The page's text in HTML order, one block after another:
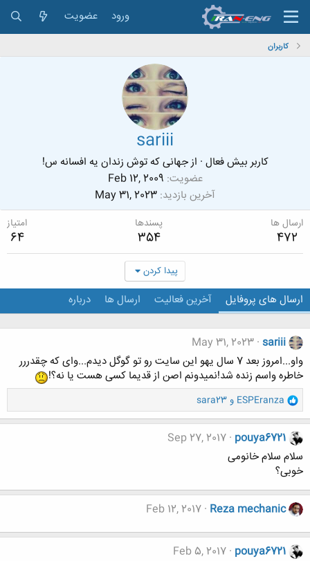
ورود عضویت
کاربران
sariii
کاربر بیش فعال · ازجهانی که توش زندان یه افسانه س!
عضویت Feb 12, 2009
آخرین بازدید May 31, 2023
ارسال ها
472
پسندها
354
امتیاز
64
پیدا کردن
ارسال های پروفایل آخرین فعالیت ارسال ها درباره
sariii
May 31, 2023
واو...امروز بعد 7 سال یهو این سایت رو تو گوگل دیدم...وای که چقدررر
خاطره واسم زنده شد!نمیدونم اصن از قدیما کسی هست یا نه؟!
و
ا
ک
ن
ه
ا
ESPEranza وsara23
pouya6721
Sep 27, 2017
سلام سلام خانومی
خوبی؟
Reza mechanic
Feb 12, 2017
pouya6721
Feb 5, 2017